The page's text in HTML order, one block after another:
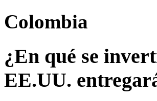
Colombia
¿En qué se
EE.UU.